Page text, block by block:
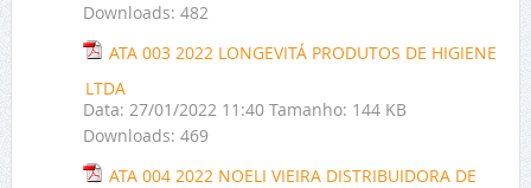
Downloads: 482
ATA 003 2022 LONGEVITÁ PRODUTOS DE HIGIENE
LTDA
Data: 27/01/2022 11:40 Tamanho: 144 KB
Downloads: 469
ATA 004 2022 NOELI VIEIRA DISTRIBUIDORA DE